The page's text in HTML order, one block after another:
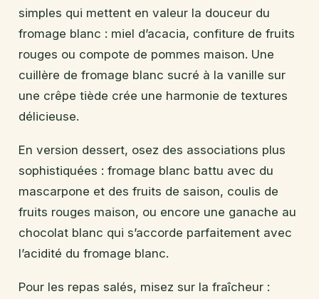
simples qui mettent en valeur la douceur du
fromage blanc : miel d’acacia, confiture de fruits
rouges ou compote de pommes maison. Une
cuillère de fromage blanc sucré à la vanille sur
une crêpe tiède crée une harmonie de textures
délicieuse.
En version dessert, osez des associations plus
sophistiquées : fromage blanc battu avec du
mascarpone et des fruits de saison, coulis de
fruits rouges maison, ou encore une ganache au
chocolat blanc qui s’accorde parfaitement avec
l’acidité du fromage blanc.
Pour les repas salés, misez sur la fraîcheur :